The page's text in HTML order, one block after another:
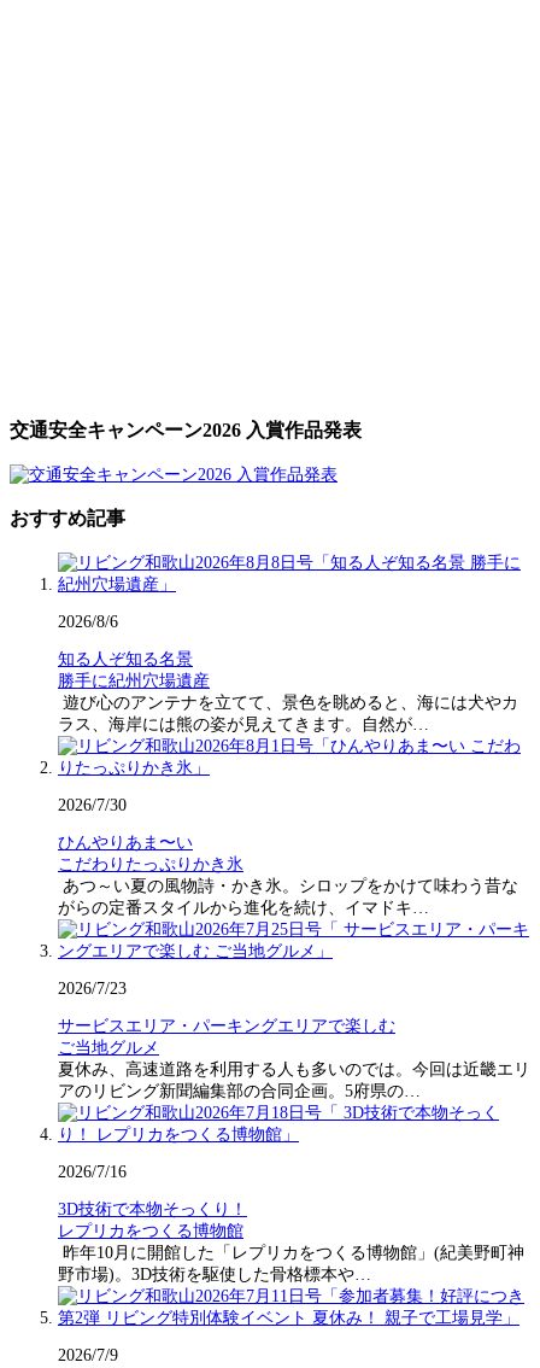
交通安全キャンペーン2026 入賞作品発表
おすすめ記事
2026/8/6
知る人ぞ知る名景
勝手に紀州穴場遺産
遊び心のアンテナを立てて、景色を眺めると、海には犬やカ
ラス、海岸には熊の姿が見えてきます。自然が…
2026/7/30
ひんやりあま〜い
こだわりたっぷりかき氷
あつ～い夏の風物詩・かき氷。シロップをかけて味わう昔な
がらの定番スタイルから進化を続け、イマドキ…
2026/7/23
サービスエリア・パーキングエリアで楽しむ
ご当地グルメ
夏休み、高速道路を利用する人も多いのでは。今回は近畿エリ
アのリビング新聞編集部の合同企画。5府県の…
2026/7/16
3D技術で本物そっくり！
レプリカをつくる博物館
昨年10月に開館した「レプリカをつくる博物館」(紀美野町神
野市場)。3D技術を駆使した骨格標本や…
2026/7/9